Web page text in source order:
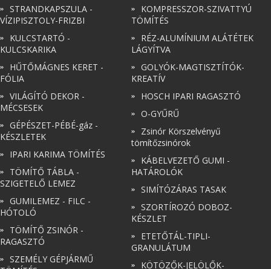
O-GYŰRŰ
STRANDKAPSZULA -
VÍZIPISZTOLY-FRIZBI
KULCSTARTÓ -
KULCSKARIKA
HŰTŐMÁGNES KERET -
FÓLIA
VILÁGÍTÓ DEKOR -
MÉCSESEK
GÉPÉSZET-PÉBÉ-gáz -
KÉSZLETEK
IPARI KARIMA TÖMÍTÉS
TÖMÍTŐ TÁBLA -
SZIGETELŐ LEMEZ
GUMILEMEZ - FILC -
HÓTOLÓ
TÖMÍTŐ ZSINÓR -
RAGASZTÓ
SZEMÉLY GÉPJÁRMŰ
KOMPRESSZOR-SZIVATTYÚ
TÖMÍTÉS
RÉZ-ALUMÍNIUM ALÁTÉTEK
LÁGYÍTVA
GOLYÓK-MAGTISZTÍTÓK-
KREATÍV
HOSCH IPARI RAGASZTÓ
O-GYŰRŰ
Zsinór Körszelvényű
tömítőzsinórok
KÁBELVEZETŐ GUMI -
HATÁROLÓK
SIMÍTÓZÁRAS TASAK
SZORTÍROZÓ DOBOZ-
KÉSZLET
ETETŐTÁL-TIPLI-
GRANULÁTUM
KÖTÖZŐK-JELÖLŐK-